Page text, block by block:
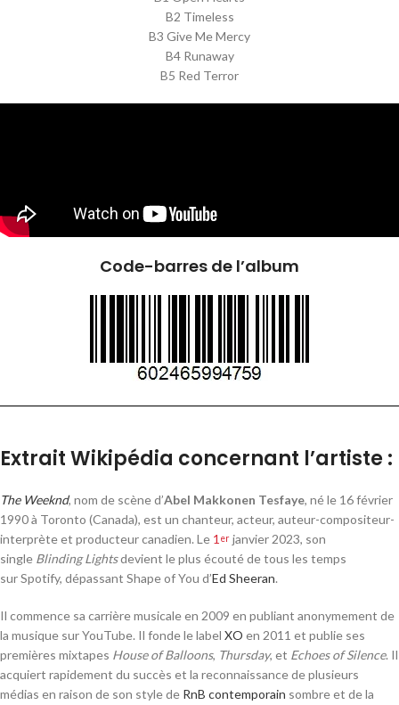
B2 Timeless
B3 Give Me Mercy
B4 Runaway
B5 Red Terror
Code-barres de l’album
Extrait Wikipédia concernant l’artiste :
The Weeknd, nom de scène d’Abel Makkonen Tesfaye, né le 16 février
1990à Toronto (Canada), est un chanteur, acteur, auteur-compositeur-
interprète et producteur canadien. Le 1 er janvier 2023, son
single Blinding Lightsdevient le plus écouté de tous les temps
sur Spotify, dépassant Shape of You d’Ed Sheeran.
Il commence sa carrière musicale en 2009 en publiant anonymement de
la musique sur YouTube. Il fonde le label XO en 2011 et publie ses
premières mixtapes House of Balloons, Thursday, et Echoes of Silence. Il
acquiert rapidement du succès et la reconnaissance de plusieurs
médias en raison de son style de RnB contemporain sombre et de la